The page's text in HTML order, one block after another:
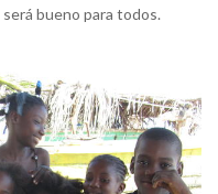
bueno para todos.